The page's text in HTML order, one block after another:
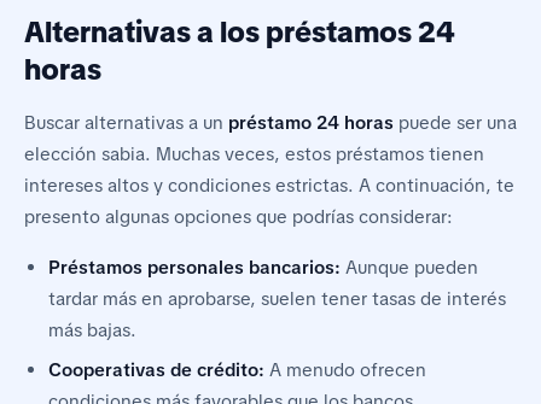
Alternativas a los préstamos 24
horas
Buscar alternativas a un préstamo 24 horas puede ser una
elección sabia. Muchas veces, estos préstamos tienen
intereses altos y condiciones estrictas. A continuación, te
presento algunas opciones que podrías considerar:
Préstamos personales bancarios: Aunque pueden
tardar más en aprobarse, suelen tener tasas de interés
más bajas.
Cooperativas de crédito: A menudo ofrecen